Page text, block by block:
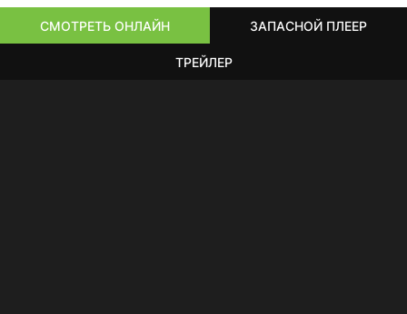
СМОТРЕТЬ ОНЛАЙН ЗАПАСНОЙ ПЛЕЕР
ТРЕЙЛЕР